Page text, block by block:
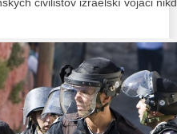
civilistov izraelskí vojaci